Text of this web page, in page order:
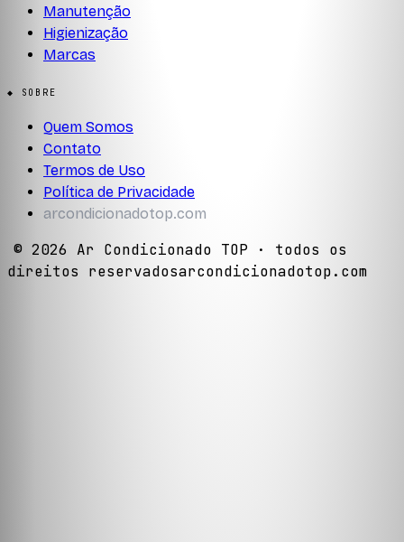
Manutenção
Higienização
Marcas
◆ SOBRE
Quem Somos
Contato
Termos de Uso
Política de Privacidade
arcondicionadotop.com
© 2026 Ar Condicionado TOP · todos os
direitos reservadosarcondicionadotop.com